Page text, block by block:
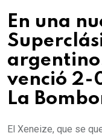
En una
venció 2-
La
El Xeneize, que se